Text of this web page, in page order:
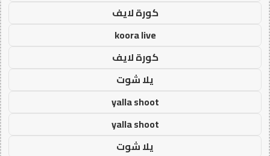
كورة لايف
koora live
كورة لايف
يلا شوت
yalla shoot
yalla shoot
يلا شوت